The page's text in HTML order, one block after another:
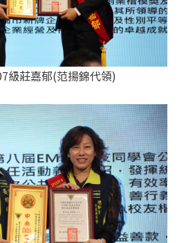
級莊嘉郁(范揚錦代領)